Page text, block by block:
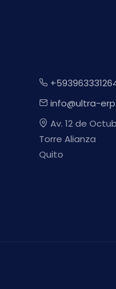
info@ultra-
Av. 12 de
Torre Alianza
Quito